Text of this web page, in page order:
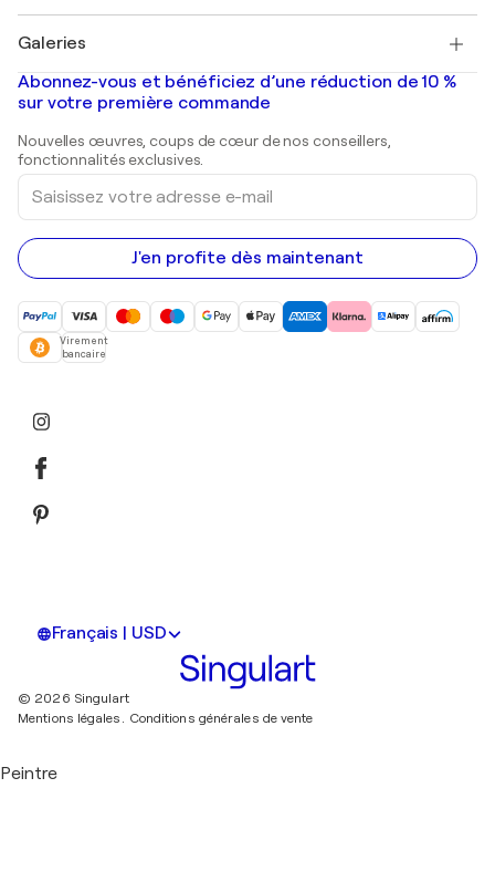
Banksy
Mr. Brainwash
Shepard Fairey
Tableaux abstraits à vendre
Peintures de paysage
Estampes
Peintures acryliques
Galeries
Galeries d'art en France
Galeries d'art en Belgique
Abonnez-vous et bénéficiez d’une réduction de 10 %
sur votre première commande
Nouvelles œuvres, coups de cœur de nos conseillers,
fonctionnalités exclusives.
Saisissez
votre
adresse
e-
mail
J'en profite dès maintenant
Virement
bancaire
Français | USD
© 2026 Singulart
Mentions légales. Conditions générales de vente
Peintre